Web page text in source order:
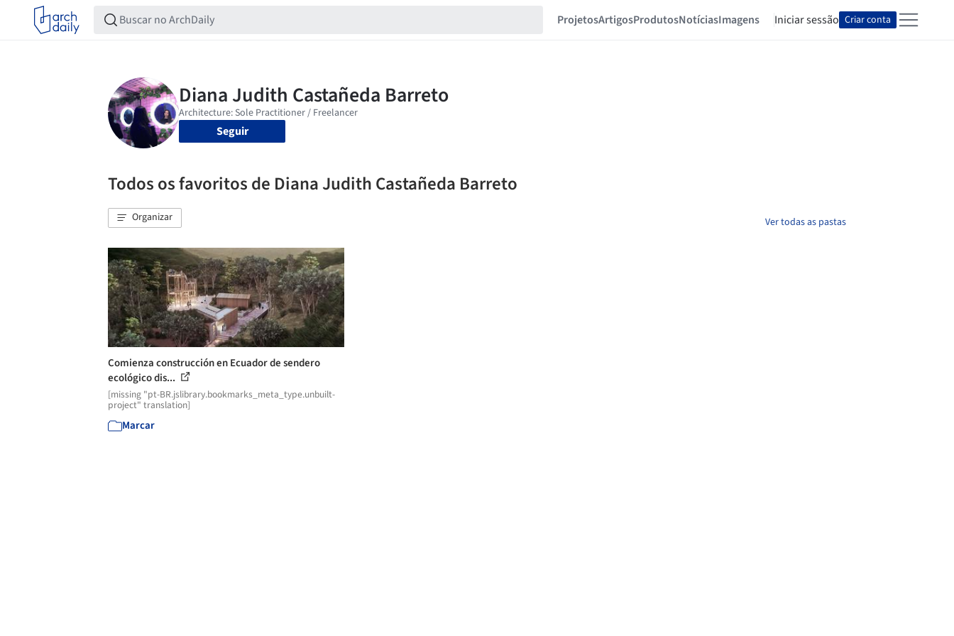
ProjetosArtigosProdutosNotíciasImagens Iniciar sessão Criar conta
Seguir
Todos os favoritos de Diana Judith Castañeda Barreto
Organizar Ver todas as pastas
Comienza construcción en Ecuador de sendero
ecológico dis...
[missing "pt-BR.jslibrary.bookmarks_meta_type.unbuilt-
project" translation]
Marcar